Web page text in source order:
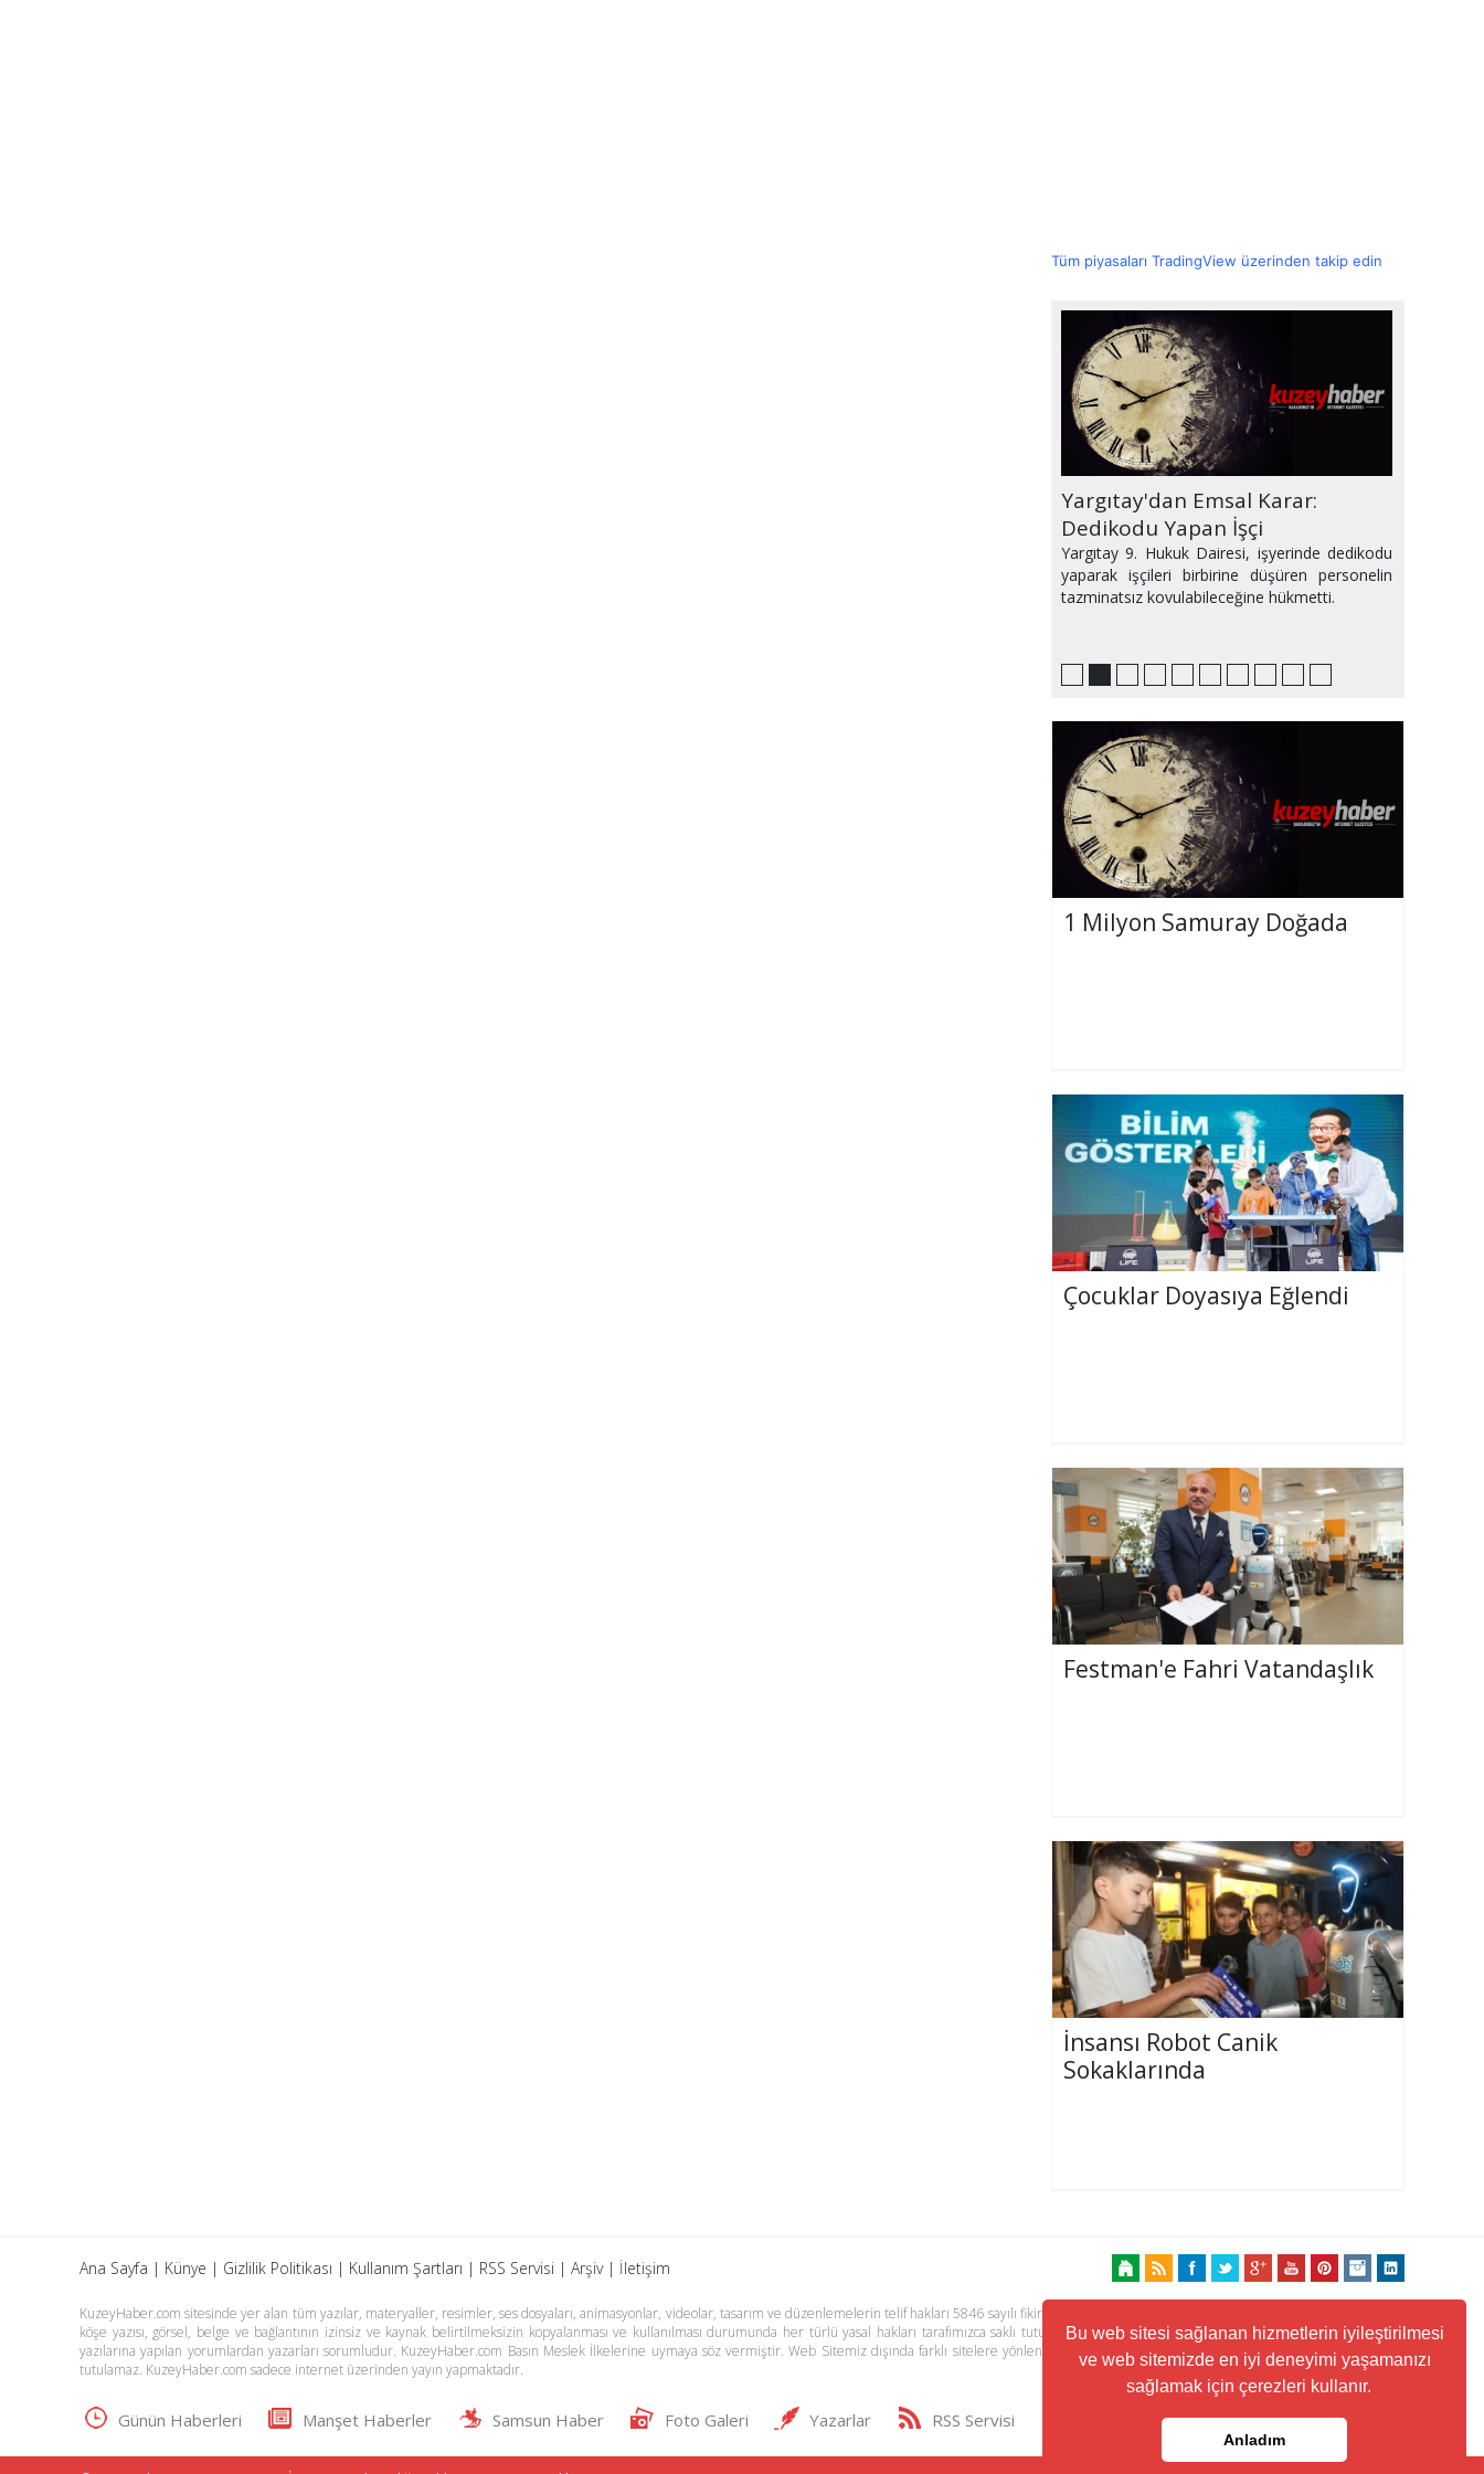
Bu web sitesi sağlanan hizmetlerin iyileştirilmesi
ve web sitemizde en iyi deneyimi yaşamanızı
sağlamak için çerezleri kullanır.
Anladım
Tüm piyasaları TradingView üzerinden takip edin
Ağustos Ayı Avrupa'yı Sıcaktan
Kavurdu
Yargıtay'dan Emsal Karar:
Dedikodu Yapan İşçi
Yargıtay 9. Hukuk Dairesi, işyerinde dedikodu
yaparak işçileri birbirine düşüren personelin
tazminatsız kovulabileceğine hükmetti.
Bu Hafta Sinemalarda Yeni
Filmler Var
PlayStation'da Zirvede Hangi
Oyunlar Var?
Samsun'da Haftanın Etkinlikleri
Medyum Makbule Kimdir ve
Makbule Hoca Büyü Bozar mı?
IQ sıralamasında geriledik!
2,5 saatimiz sosyal medyada
geçiyor
Plajda2.5 ton atık
Evinizi Yeni Gibi Gösterecek
Dekorasyon Önerileri
1 Milyon Samuray Doğada
Çocuklar Doyasıya Eğlendi
Festman'e Fahri Vatandaşlık
İnsansı Robot Canik
Sokaklarında
Ana Sayfa | Künye | Gizlilik Politikası | Kullanım Şartları | RSS Servisi | Arşiv| İletişim
KuzeyHaber.com sitesinde yer alan tüm yazılar, materyaller, resimler, ses dosyaları, animasyonlar, videolar, tasarım ve düzenlemelerin telif hakları 5846 sayılı fikir ve sanat eserleri kanunu ile korunmaktadır. Her türlü haber,
köşe yazısı, görsel, belge ve bağlantının izinsiz ve kaynak belirtilmeksizin kopyalanması ve kullanılması durumunda her türlü yasal hakları tarafımızca saklı tutulmaktadır. Yayınlanan köşe yazılarından, haberlere ve köşe
yazılarına yapılan yorumlardan yazarları sorumludur. KuzeyHaber.com Basın Meslek İlkelerine uymaya söz vermiştir. Web Sitemiz dışında farklı sitelere yönlendiren linklerin içeriklerinden www.kuzeyhaber.com sorumlu
tutulamaz. KuzeyHaber.com sadece internet üzerinden yayın yapmaktadır.
Günün Haberleri Manşet Haberler Samsun Haber Foto Galeri Yazarlar RSS Servisi Trafik ve Yol Durumu